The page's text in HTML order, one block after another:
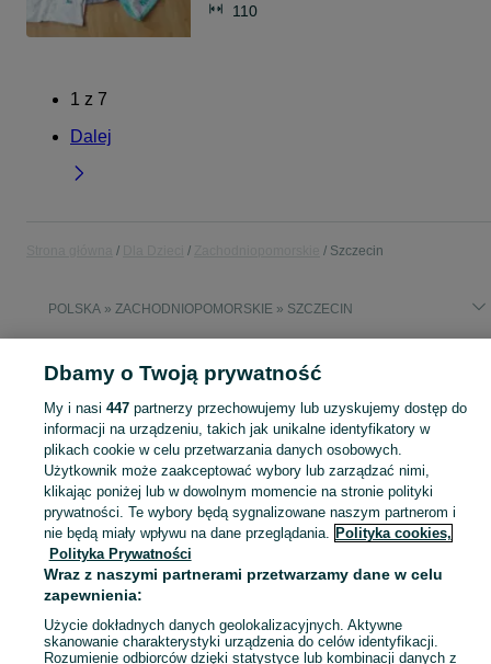
110
1 z 7
Dalej
Szczecin
POLSKA » ZACHODNIOPOMORSKIE » SZCZECIN
DLA DZIECI
KATEGORIA
Zakupy dla Twojej pociechy mogą być dziecinnie proste! strój 104 amazonka - Szczecin - tylko w kategorii Dla Dzieci na OLX! Zobacz
Mapa kategorii
Mapa miejscowości
Mapa ministron
Popularne wyszukiwania
Dbamy o Twoją prywatność
My i nasi 447partnerzy przechowujemy lub uzyskujemy dostęp do
informacji na urządzeniu, takich jak unikalne identyfikatory w
plikach cookie w celu przetwarzania danych osobowych.
Użytkownik może zaakceptować wybory lub zarządzać nimi,
klikając poniżej lub w dowolnym momencie na stronie polityki
prywatności. Te wybory będą sygnalizowane naszym partnerom i
nie będą miały wpływu na dane przeglądania. Polityka cookies,
Polityka Prywatności
Wraz z naszymi partnerami przetwarzamy dane w celu
zapewnienia:
Użycie dokładnych danych geolokalizacyjnych. Aktywne
skanowanie charakterystyki urządzenia do celów identyfikacji.
Rozumienie odbiorców dzięki statystyce lub kombinacji danych z